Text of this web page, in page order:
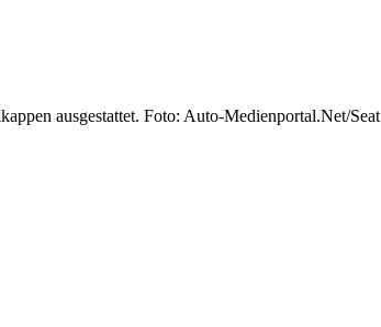
ausgestattet. Foto: Auto-Medienportal.Net/Seat